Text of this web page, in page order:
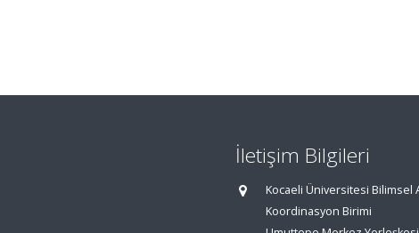
İletişim Bilgileri
Kocaeli Üniversitesi Bilimsel
Koordinasyon Birimi